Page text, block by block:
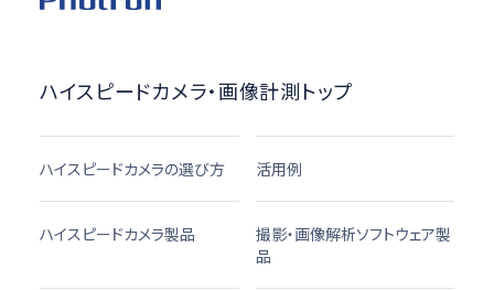
ハイスピードカメラ・画像計測トップ
ハイスピードカメラの選び方 活用例
ハイスピードカメラ製品
撮影・画像解析ソフトウェア製
品